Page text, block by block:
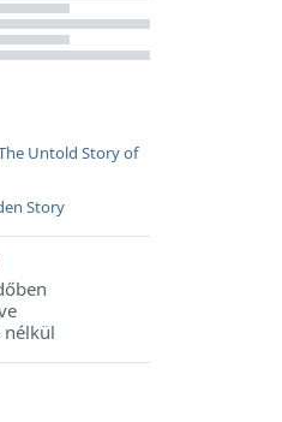
Untold Story of
Story